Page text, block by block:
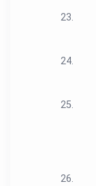
23.
24.
25.
26.